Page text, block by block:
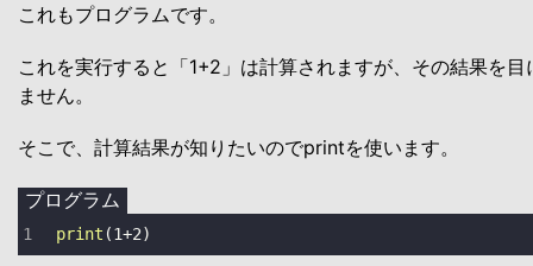
これもプログラムです。
これを実行すると「1+2」は計算されますが、その結果を
ません。
そこで、計算結果が知りたいのでprintを使います。
プログラム
print (1+2)